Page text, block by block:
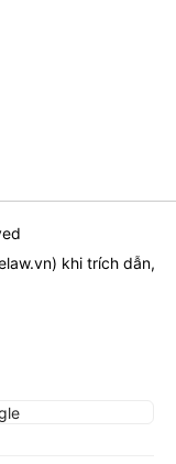
) khi trích dẫn,